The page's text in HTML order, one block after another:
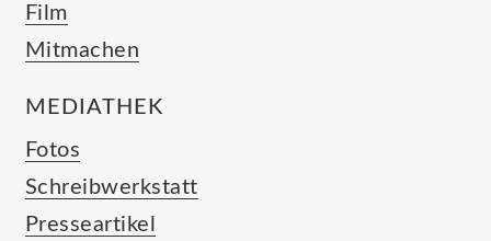
Film
Mitmachen
MEDIATHEK
Fotos
Schreibwerkstatt
Presseartikel